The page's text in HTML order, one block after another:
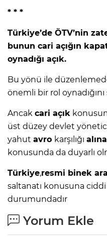
* * *
Türkiye’de ÖTV’nin
bunun cari açığın
oynadığı açık.
Bu yönü ile
önemli bir rol
Ancak cari açık
üst düzey devlet
yahut avro karşılığı
konusunda da duyarlı
Türkiye,resmi binek
saltanatı konusuna
durumundadır
Yorum Ekle